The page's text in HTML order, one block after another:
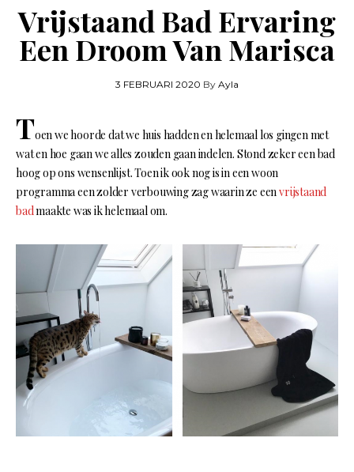
Vrijstaand Bad Ervaring
Een Droom Van Marisca
3 FEBRUARI 2020 By Ayla
Toen we hoorde dat we huis hadden en helemaal los gingen met
wat en hoe gaan we alles zouden gaan indelen. Stond zeker een bad
hoog op ons wensenlijst. Toen ik ook nog is in een woon
programma een zolder verbouwing zag waarin ze een vrijstaand
badmaakte was ik helemaal om.